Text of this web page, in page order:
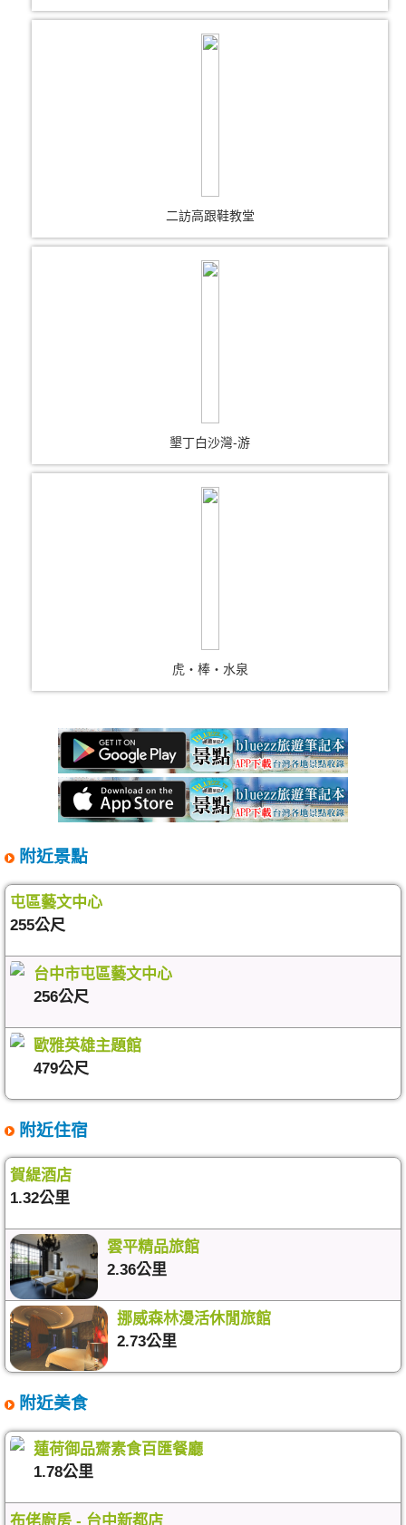
二訪高跟鞋教堂
墾丁白沙灣-游
虎‧棒‧水泉
附近景點
屯區藝文中心
255公尺
台中市屯區藝文中心
256公尺
歐雅英雄主題館
479公尺
附近住宿
賀緹酒店
1.32公里
雲平精品旅館
2.36公里
挪威森林漫活休閒旅館
2.73公里
附近美食
蓮荷御品齋素食百匯餐廳
1.78公里
布佬廚房 - 台中新都店